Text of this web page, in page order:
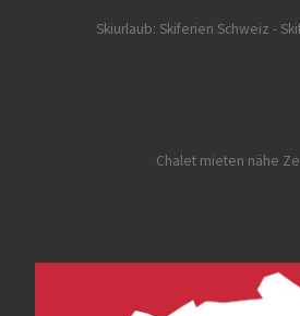
Skiurlaub: Skiferien Schweiz -
Chalet mieten nähe